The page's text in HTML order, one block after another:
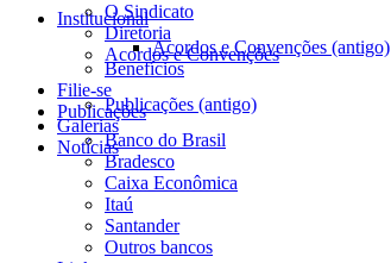
InstitucionalO Sindicato
Diretoria
Acordos e Convenções
Acordos e Convenções (antigo)
Benefícios
Filie-se
PublicaçõesPublicações (antigo)
Galerias
NotíciasBanco do Brasil
Bradesco
Caixa Econômica
Itaú
Santander
Outros bancos